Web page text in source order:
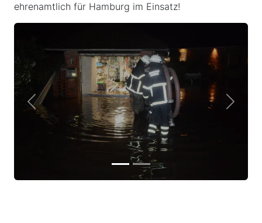
ehrenamtlich für Hamburg im Einsatz!
Previous Next